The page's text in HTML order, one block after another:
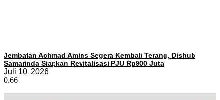
Jembatan Achmad Amins Segera Kembali Terang, Dishub
Samarinda Siapkan Revitalisasi PJU Rp900 Juta
Juli 10, 2026